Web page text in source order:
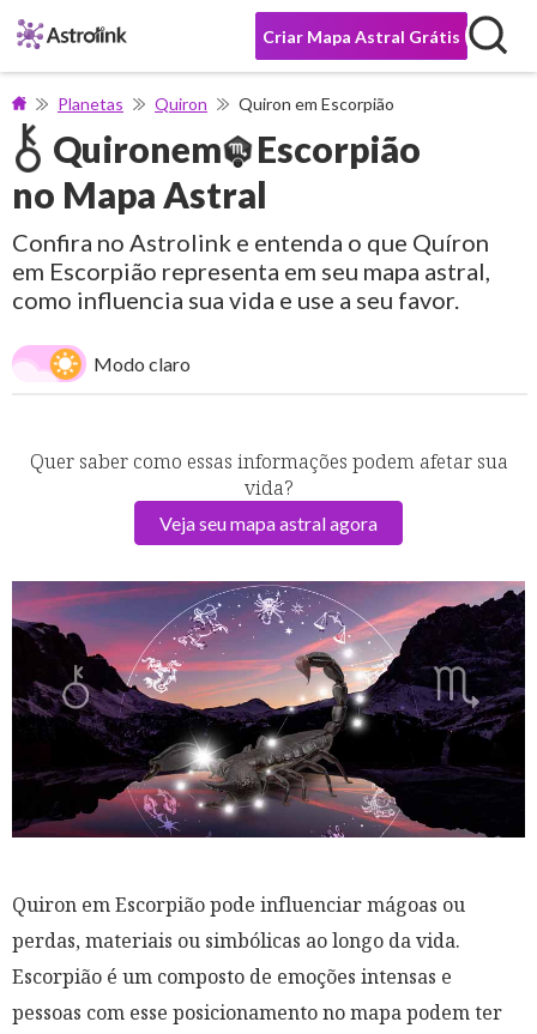
Criar Mapa Astral Grátis
Planetas Quiron Quiron em Escorpião
Quironem
Escorpião
no Mapa Astral
Confira no Astrolink e entenda o que Quíron
em Escorpião representa em seu mapa astral,
como influencia sua vida e use a seu favor.
Modo claro
Quer saber como essas informações podem afetar sua
vida?
Veja seu mapa astral agora
Quiron em Escorpião pode influenciar mágoas ou
perdas, materiais ou simbólicas ao longo da vida.
Escorpião é um composto de emoções intensas e
pessoas com esse posicionamento no mapa podem ter